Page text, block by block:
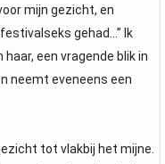
mijn gezicht, en
gehad…” Ik
een vragende blik in
neemt eveneens een
tot vlakbij het mijne.